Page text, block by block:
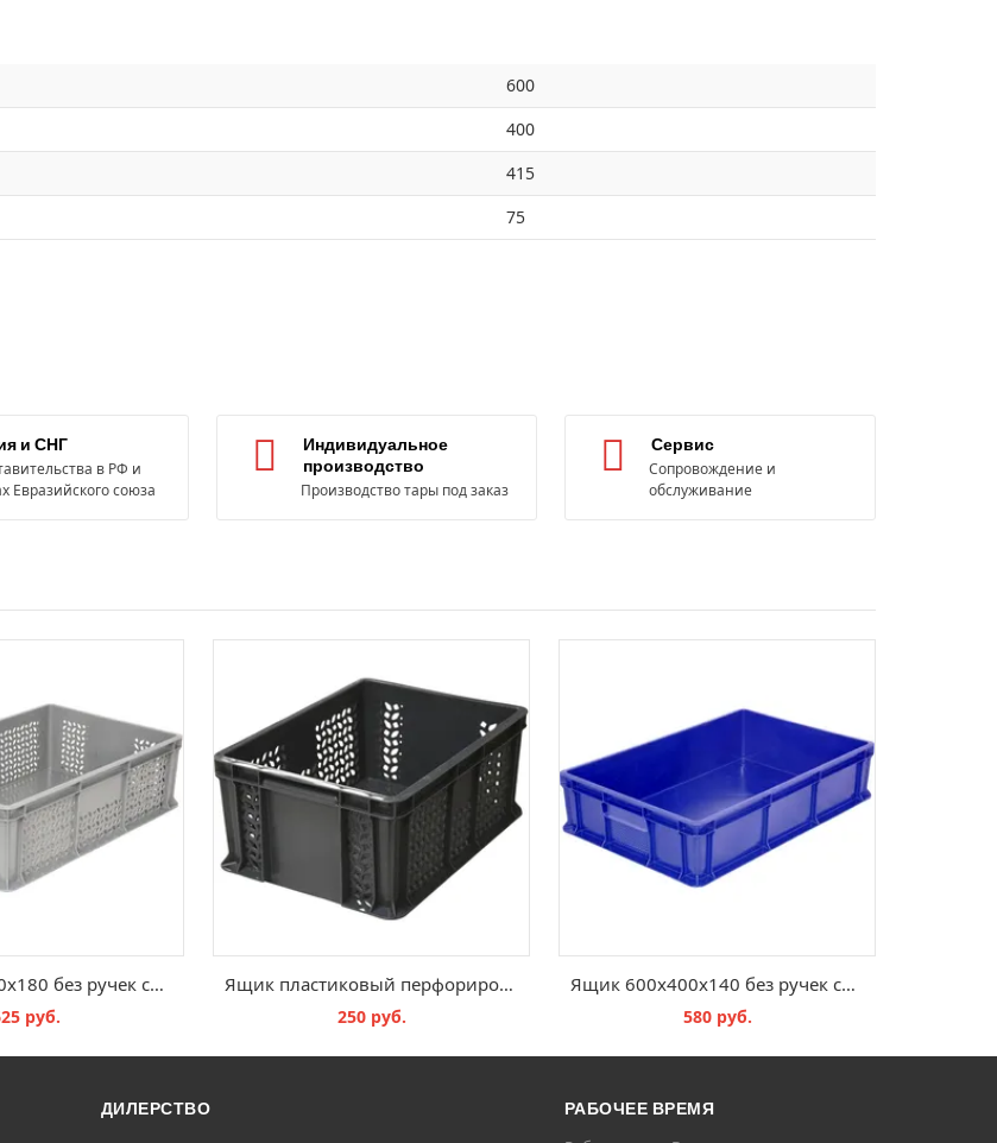
600
400
415
75
и СНГ
в РФ и
Евразийского союза
Индивидуальное
производство
Производство тары под заказ
Сервис
Сопровождение и
обслуживание
Ящик 600x400x180 без ручек сплошное дно
руб.
Ящик пластиковый перфорированный 400х300х180 мм
250 руб.
Ящик 600x400x140 без ручек сплошной
580 руб.
ДИЛЕРСТВО РАБОЧЕЕ ВРЕМЯ